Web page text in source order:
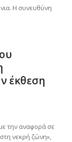
Η συνευθύνη
έκθεση
την αναφορά σε
νεκρή ζώνη»,